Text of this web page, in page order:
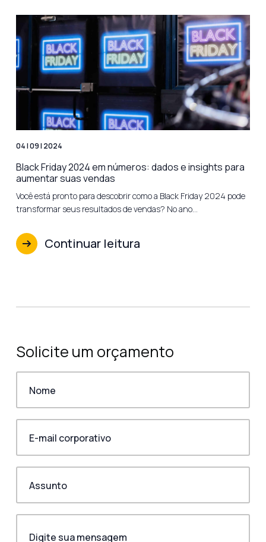
04 | 09 | 2024
Black Friday 2024 em números: dados e insights para
aumentar suas vendas
Você está pronto para descobrir como a Black Friday 2024 pode
transformar seus resultados de vendas? No ano…
Continuar leitura
Solicite um orçamento